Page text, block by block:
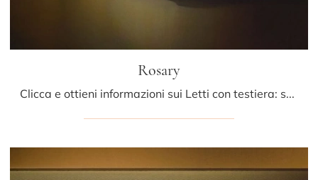
Rosary
Clicca e ottieni informazioni sui Letti con testiera: se cerchi modelli matrimoniali design, il modello Rosary Bolzan Letti fa per te.